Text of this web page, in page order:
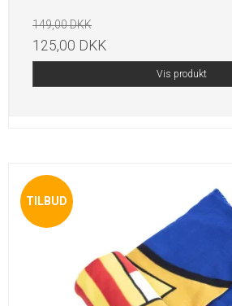
149,00 DKK
125,00 DKK
Vis produkt
TILBUD